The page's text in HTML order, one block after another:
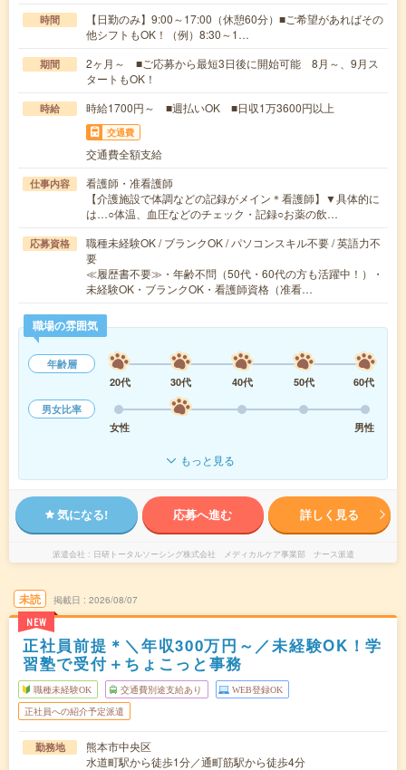
時間
【日勤のみ】9:00～17:00（休憩60分）■ご希望があればその
他シフトもOK！（例）8:30～1…
期間
2ヶ月～ ■ご応募から最短3日後に開始可能 8月～、9月ス
タートもOK！
時給 時給1700円～ ■週払いOK ■日収1万3600円以上
交通費
交通費全額支給
仕事内容
看護師・准看護師
【介護施設で体調などの記録がメイン＊看護師】▼具体的に
は…○体温、血圧などのチェック・記録○お薬の飲…
応募資格
職種未経験OK / ブランクOK / パソコンスキル不要 / 英語力不
要
≪履歴書不要≫・年齢不問（50代・60代の方も活躍中！）・
未経験OK・ブランクOK・看護師資格（准看…
職場の雰囲気
年齢層
20代
30代 40代 50代
60代
男女比率
女性
男性
もっと見る
気になる! 応募へ進む 詳しく見る
派遣会社 日研トータルソーシング株式会社 メディカルケア事業部 ナース派遣
未読
NEW
掲載日 2026/08/07
正社員前提＊＼年収300万円～／未経験OK！学
習塾で受付＋ちょこっと事務
職種未経験OK 交通費別途支給あり WEB登録OK
正社員への紹介予定派遣
勤務地
熊本市中央区
水道町駅から徒歩1分／通町筋駅から徒歩4分